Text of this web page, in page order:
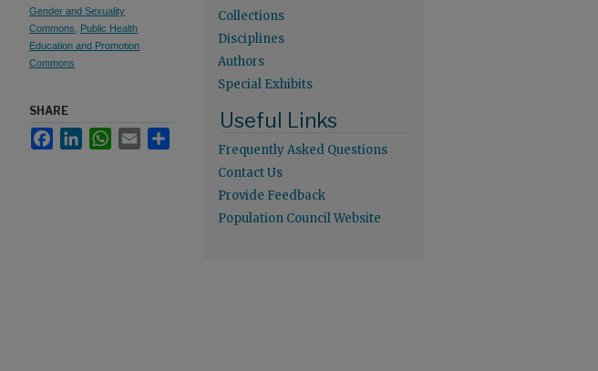
Gender and Sexuality
Commons
Public Health
Education and Promotion
Commons
SHARE
FacebookLinkedInWhatsApp
Email
Collections
Disciplines
Authors
Special Exhibits
Useful Links
Frequently Asked Questions
Contact Us
Provide Feedback
Population Council Website